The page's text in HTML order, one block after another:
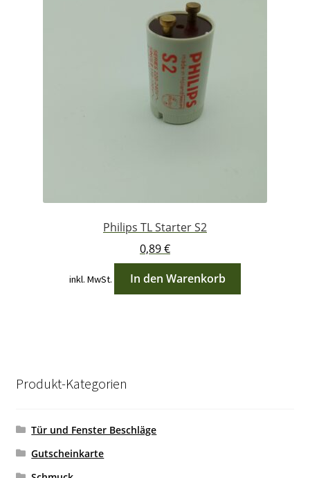
Philips TL Starter S2
0,89€
inkl. MwSt. In den Warenkorb
Produkt-Kategorien
Tür und Fenster Beschläge
Gutscheinkarte